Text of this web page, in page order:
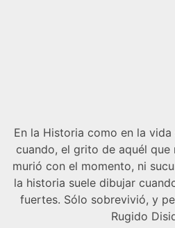
En la Historia como en la
cuando, el grito de aquél que
murió con el momento, ni
la historia suele dibujar
fuertes. Sólo sobrevivió, y
Rugido